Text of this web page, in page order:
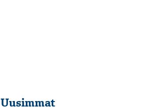
Uusimmat